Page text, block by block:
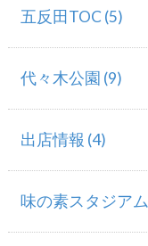
五反田TOC(5)
代々木公園 (9)
出店情報 (4)
味の素スタジアム